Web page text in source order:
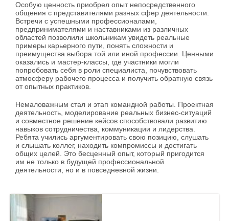
Особую ценность приобрел опыт непосредственного
общения с представителями разных сфер деятельности.
Встречи с успешными профессионалами,
предпринимателями и наставниками из различных
областей позволили школьникам увидеть реальные
примеры карьерного пути, понять сложности и
преимущества выбора той или иной профессии. Ценными
оказались и мастер-классы, где участники могли
попробовать себя в роли специалиста, почувствовать
атмосферу рабочего процесса и получить обратную связь
от опытных практиков.
Немаловажным стал и этап командной работы. Проектная
деятельность, моделирование реальных бизнес-ситуаций
и совместное решение кейсов способствовали развитию
навыков сотрудничества, коммуникации и лидерства.
Ребята учились аргументировать свою позицию, слушать
и слышать коллег, находить компромиссы и достигать
общих целей. Это бесценный опыт, который пригодится
им не только в будущей профессиональной
деятельности, но и в повседневной жизни.